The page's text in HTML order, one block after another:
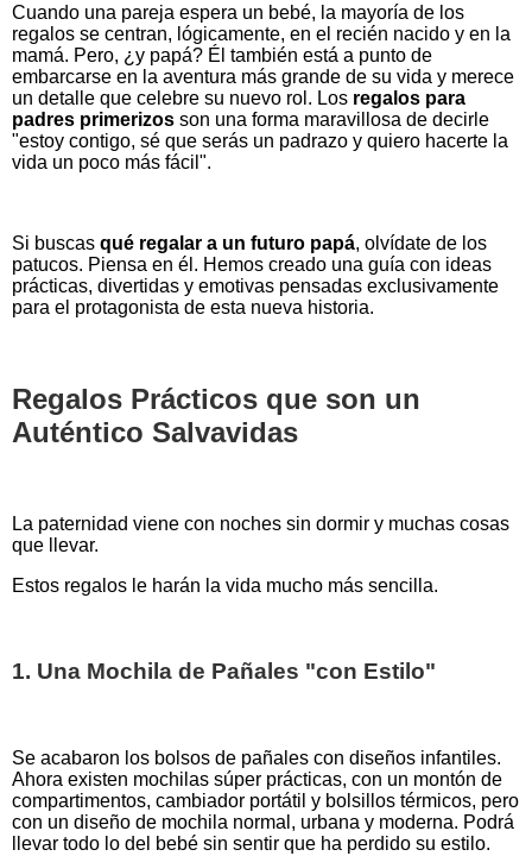
Cuando una pareja espera un bebé, la mayoría de los
regalos se centran, lógicamente, en el recién nacido y en la
mamá. Pero, ¿y papá? Él también está a punto de
embarcarse en la aventura más grande de su vida y merece
un detalle que celebre su nuevo rol. Los regalos para
padres primerizos son una forma maravillosa de decirle
"estoy contigo, sé que serás un padrazo y quiero hacerte la
vida un poco más fácil".
Si buscas qué regalar a un futuro papá, olvídate de los
patucos. Piensa en él. Hemos creado una guía con ideas
prácticas, divertidas y emotivas pensadas exclusivamente
para el protagonista de esta nueva historia.
Regalos Prácticos que son un
Auténtico Salvavidas
La paternidad viene con noches sin dormir y muchas cosas
que llevar.
Estos regalos le harán la vida mucho más sencilla.
1. Una Mochila de Pañales "con Estilo"
Se acabaron los bolsos de pañales con diseños infantiles.
Ahora existen mochilas súper prácticas, con un montón de
compartimentos, cambiador portátil y bolsillos térmicos, pero
con un diseño de mochila normal, urbana y moderna. Podrá
llevar todo lo del bebé sin sentir que ha perdido su estilo.